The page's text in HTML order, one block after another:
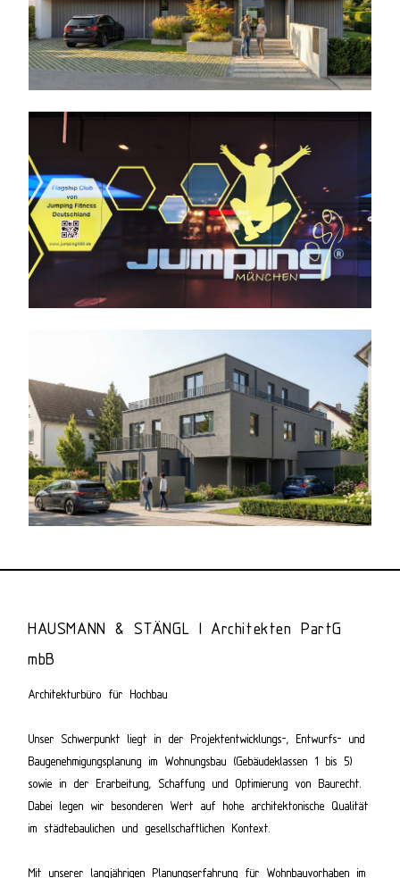
HAUSMANN & STÄNGL | Architekten PartG
mbB
Architekturbüro für Hochbau
Unser Schwerpunkt liegt in der Projektentwicklungs-, Entwurfs- und
Baugenehmigungsplanung im Wohnungsbau (Gebäudeklassen 1 bis 5)
sowie in der Erarbeitung, Schaffung und Optimierung von Baurecht.
Dabei legen wir besonderen Wert auf hohe architektonische Qualität
im städtebaulichen und gesellschaftlichen Kontext.
Mit unserer langjährigen Planungserfahrung für Wohnbauvorhaben im